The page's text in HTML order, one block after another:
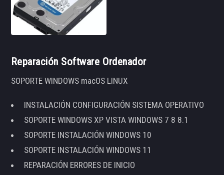
Reparación Software Ordenador
SOPORTE WINDOWS macOS LINUX
INSTALACIÓN CONFIGURACIÓN SISTEMA OPERATIVO
SOPORTE WINDOWS XP VISTA WINDOWS 7 8 8.1
SOPORTE INSTALACIÓN WINDOWS 10
SOPORTE INSTALACIÓN WINDOWS 11
REPARACIÓN ERRORES DE INICIO